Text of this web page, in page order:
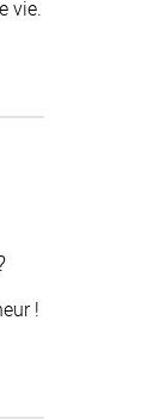
vie.
!